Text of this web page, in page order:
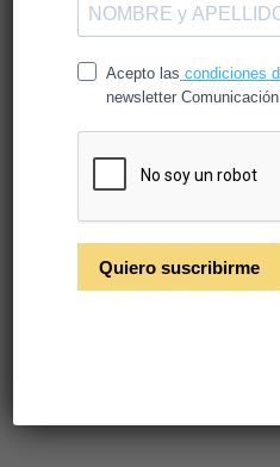
Nivel de
en
14 de mayo de 2024 / en
Nuestra trayectoria nos